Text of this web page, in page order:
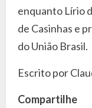
enquanto Lírio
de Casinhas e
do União Brasil.
Escrito por
Compartilhe